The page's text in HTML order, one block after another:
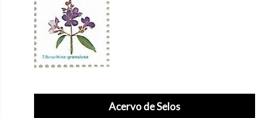
Acervo de Selos